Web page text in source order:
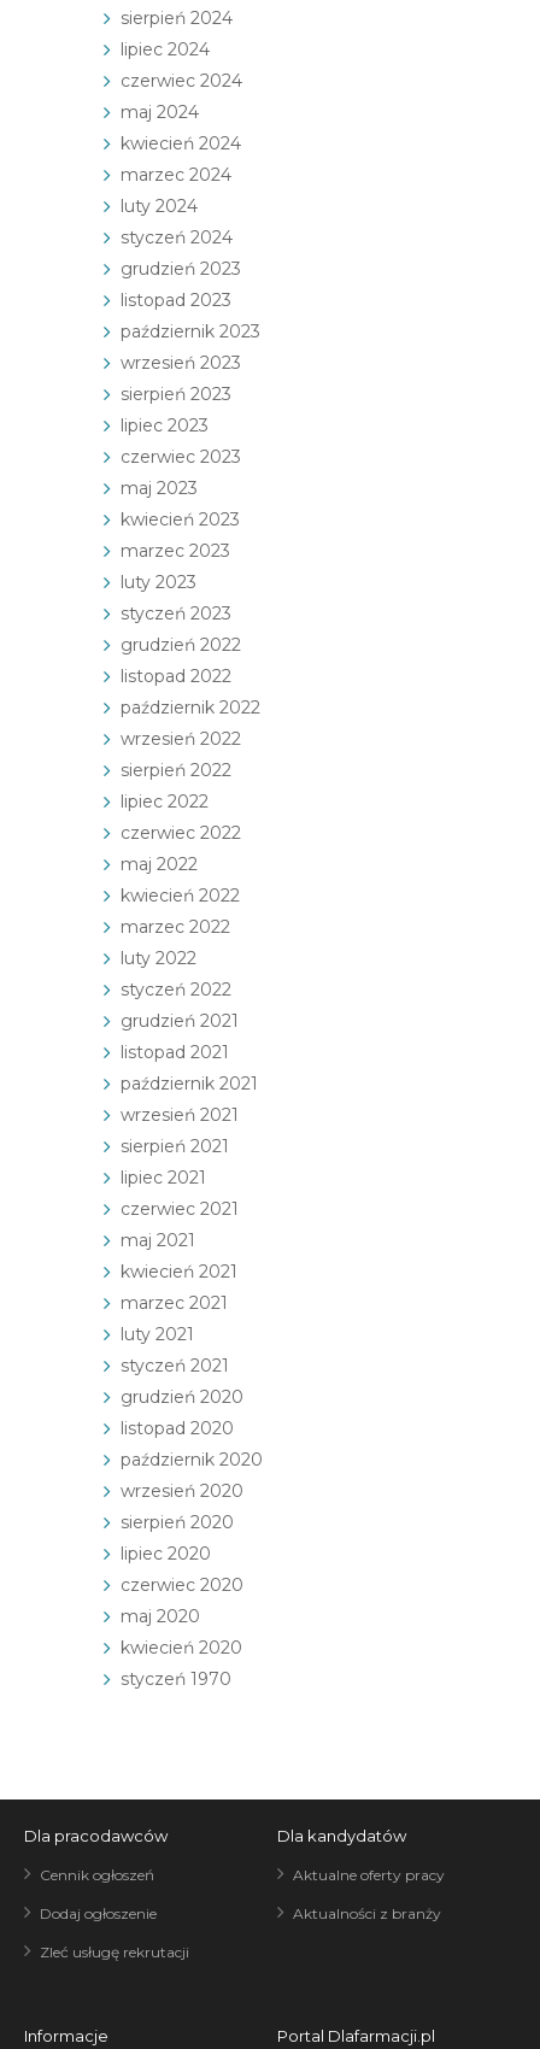
sierpień 2024
lipiec 2024
czerwiec 2024
maj 2024
kwiecień 2024
marzec 2024
luty 2024
styczeń 2024
grudzień 2023
listopad 2023
październik 2023
wrzesień 2023
sierpień 2023
lipiec 2023
czerwiec 2023
maj 2023
kwiecień 2023
marzec 2023
luty 2023
styczeń 2023
grudzień 2022
listopad 2022
październik 2022
wrzesień 2022
sierpień 2022
lipiec 2022
czerwiec 2022
maj 2022
kwiecień 2022
marzec 2022
luty 2022
styczeń 2022
grudzień 2021
listopad 2021
październik 2021
wrzesień 2021
sierpień 2021
lipiec 2021
czerwiec 2021
maj 2021
kwiecień 2021
marzec 2021
luty 2021
styczeń 2021
grudzień 2020
listopad 2020
październik 2020
wrzesień 2020
sierpień 2020
lipiec 2020
czerwiec 2020
maj 2020
kwiecień 2020
styczeń 1970
Dla pracodawców
Cennik ogłoszeń
Dodaj ogłoszenie
Zleć usługę rekrutacji
Dla kandydatów
Aktualne oferty pracy
Aktualności z branży
Informacje Portal Dlafarmacji.pl